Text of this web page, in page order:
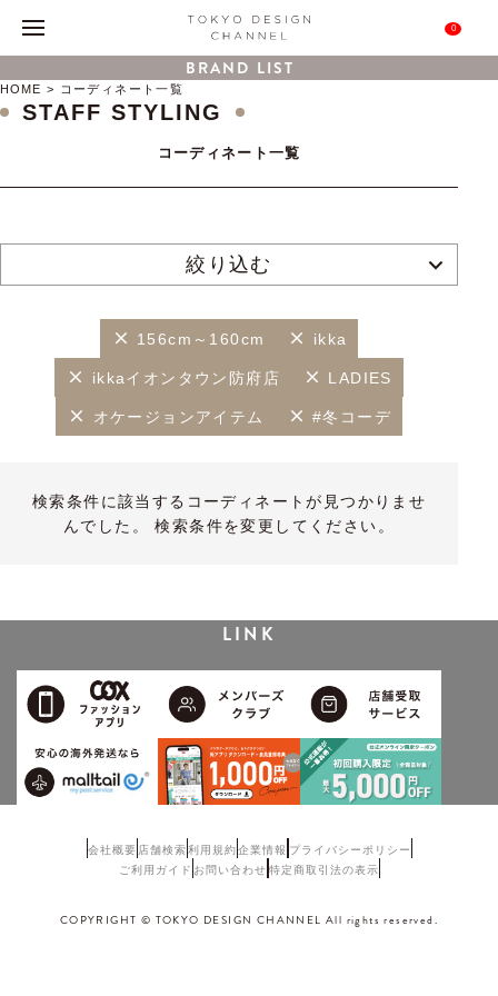
0
BRAND LIST
HOME コーディネート一覧
STAFF STYLING
コーディネート一覧
絞り込む
156cm～160cm ikka
ikkaイオンタウン防府店 LADIES
オケージョンアイテム #冬コーデ
検索条件に該当するコーディネートが見つかりませ
んでした。 検索条件を変更してください。
LINK
会社概要 店舗検索利用規約企業情報 プライバシーポリシー
ご利用ガイド お問い合わせ 特定商取引法の表示
COPYRIGHT © TOKYO DESIGN CHANNEL All rights reserved.